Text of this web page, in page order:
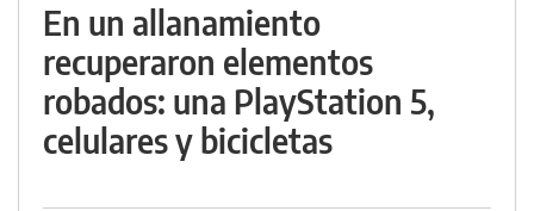
En un allanamiento
recuperaron elementos
robados: una PlayStation 5,
celulares y bicicletas